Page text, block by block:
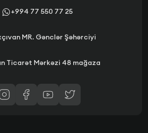
+994 77 550 77 25
MR. Gənclər Şəhərciyi
Ticarət Mərkəzi 48 mağaza